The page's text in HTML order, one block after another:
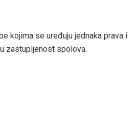
kojima se uređuju jednaka prava i
zastupljenost spolova.